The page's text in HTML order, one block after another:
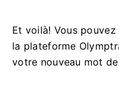
Et voilà! Vous
la plateforme
votre nouveau mot de